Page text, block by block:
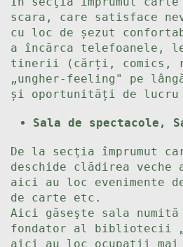
scara, care satisface
cu loc de șezut
a încărca telefoanele,
tinerii (cărți, comics,
„ungher-feeling" pe
și oportunități de lucru
Sala de spectacole,
De la secţia împrumut
deschide clădirea
aici au loc evenimente
de carte etc.
Aici găseşte sala
fondator al bibliotecii
aici au loc ocupaţii mai